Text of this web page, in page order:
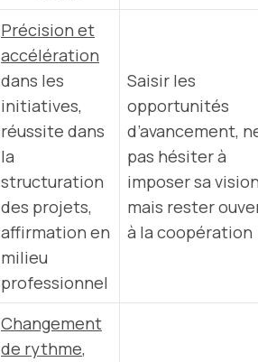
Précision et
accélération
dans les
initiatives,
réussite dans
la
structuration
des projets,
affirmation en
milieu
professionnel
Saisir les
opportunités
d’avancement,
pas hésiter à
imposer sa
mais rester
à la coopération
Changement
de rythme,